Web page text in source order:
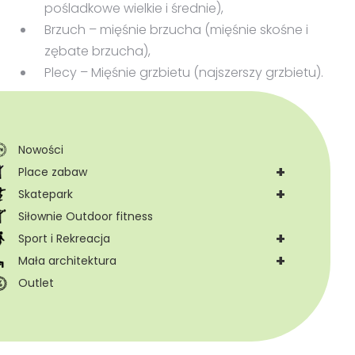
Nowości
+
Place zabaw
+
Skatepark
Siłownie Outdoor fitness
+
Sport i Rekreacja
+
Mała architektura
Outlet
pośladkowe wielkie i średnie),
Brzuch – mięśnie brzucha (mięśnie skośne i
zębate brzucha),
Plecy – Mięśnie grzbietu (najszerszy grzbietu).